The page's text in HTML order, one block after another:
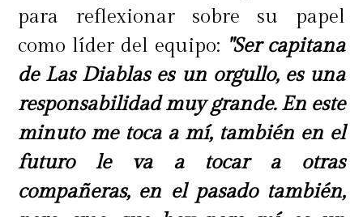
para reflexionar sobre su papel
como líder del equipo: "Ser capitana
de Las Diablas es un orgullo, es una
responsabilidad muy grande. En este
minuto me toca a mí, también en el
futuro le va a tocar a otras
compañeras, en el pasado también,